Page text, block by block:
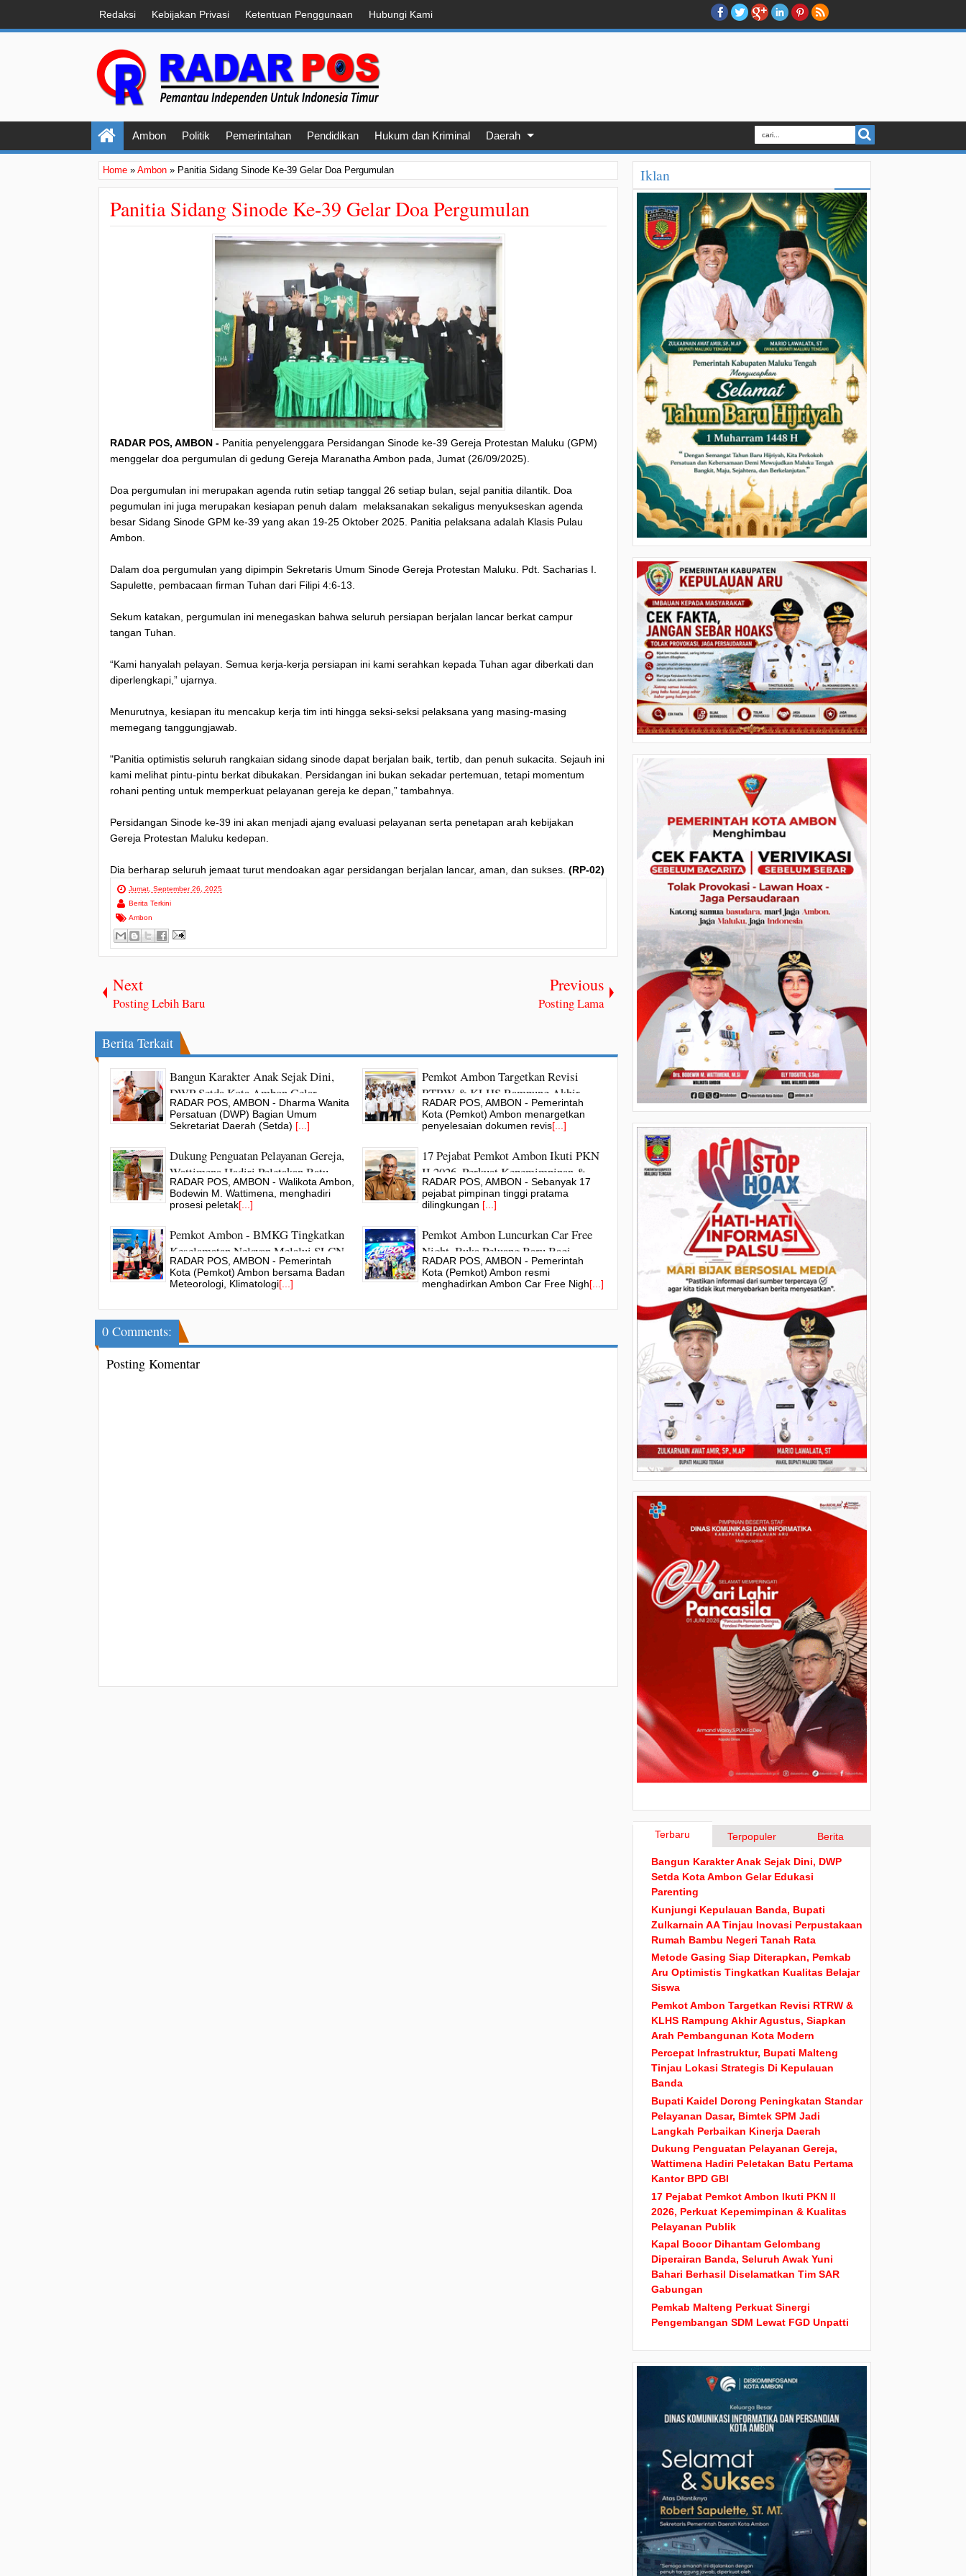
Redaksi Kebijakan Privasi Ketentuan Penggunaan Hubungi Kami
Ambon Politik Pemerintahan Pendidikan Hukum dan Kriminal Daerah
Home » Ambon » Panitia Sidang Sinode Ke-39 Gelar Doa Pergumulan
Panitia Sidang Sinode Ke-39 Gelar Doa Pergumulan
RADAR POS, AMBON - Panitia penyelenggara Persidangan Sinode ke-39 Gereja Protestan Maluku (GPM)
menggelar doa pergumulan di gedung Gereja Maranatha Ambon pada, Jumat (26/09/2025).
Doa pergumulan ini merupakan agenda rutin setiap tanggal 26 setiap bulan, sejal panitia dilantik. Doa
pegumulan ini juga merupakan kesiapan penuh dalam melaksanakan sekaligus menyukseskan agenda
besar Sidang Sinode GPM ke-39 yang akan 19-25 Oktober 2025. Panitia pelaksana adalah Klasis Pulau
Ambon.
Dalam doa pergumulan yang dipimpin Sekretaris Umum Sinode Gereja Protestan Maluku. Pdt. Sacharias I.
Sapulette, pembacaan firman Tuhan dari Filipi 4:6-13.
Sekum katakan, pergumulan ini menegaskan bahwa seluruh persiapan berjalan lancar berkat campur
tangan Tuhan.
“Kami hanyalah pelayan. Semua kerja-kerja persiapan ini kami serahkan kepada Tuhan agar diberkati dan
diperlengkapi,” ujarnya.
Menurutnya, kesiapan itu mencakup kerja tim inti hingga seksi-seksi pelaksana yang masing-masing
memegang tanggungjawab.
"Panitia optimistis seluruh rangkaian sidang sinode dapat berjalan baik, tertib, dan penuh sukacita. Sejauh ini
kami melihat pintu-pintu berkat dibukakan. Persidangan ini bukan sekadar pertemuan, tetapi momentum
rohani penting untuk memperkuat pelayanan gereja ke depan,” tambahnya.
Persidangan Sinode ke-39 ini akan menjadi ajang evaluasi pelayanan serta penetapan arah kebijakan
Gereja Protestan Maluku kedepan.
Dia berharap seluruh jemaat turut mendoakan agar persidangan berjalan lancar, aman, dan sukses. (RP-02)
Jumat, September 26, 2025
Berita Terkini
Ambon
Next
Posting Lebih Baru
Previous
Posting Lama
Berita Terkait
Bangun Karakter Anak Sejak Dini,
DWP Setda Kota Ambon Gelar
Edukasi Parenting
RADAR POS, AMBON - Dharma Wanita
Persatuan (DWP) Bagian Umum
Sekretariat Daerah (Setda) [...]
Pemkot Ambon Targetkan Revisi
RTRW & KLHS Rampung Akhir
Agustus, Siapkan Arah Pembangunan
Kota Modern
RADAR POS, AMBON - Pemerintah
Kota (Pemkot) Ambon menargetkan
penyelesaian dokumen revis[...]
Dukung Penguatan Pelayanan Gereja,
Wattimena Hadiri Peletakan Batu
Pertama Kantor BPD GBI
RADAR POS, AMBON - Walikota Ambon,
Bodewin M. Wattimena, menghadiri
prosesi peletak[...]
17 Pejabat Pemkot Ambon Ikuti PKN
II 2026, Perkuat Kepemimpinan &
Kualitas Pelayanan Publik
RADAR POS, AMBON - Sebanyak 17
pejabat pimpinan tinggi pratama
dilingkungan [...]
Pemkot Ambon - BMKG Tingkatkan
Keselamatan Nelayan Melalui SLCN
RADAR POS, AMBON - Pemerintah
Kota (Pemkot) Ambon bersama Badan
Meteorologi, Klimatologi[...]
Pemkot Ambon Luncurkan Car Free
Night, Buka Peluang Baru Bagi
UMKM
RADAR POS, AMBON - Pemerintah
Kota (Pemkot) Ambon resmi
menghadirkan Ambon Car Free Nigh[...]
0 Comments:
Posting Komentar
Iklan
Terbaru Terpopuler Berita
Bangun Karakter Anak Sejak Dini, DWP
Setda Kota Ambon Gelar Edukasi
Parenting
Kunjungi Kepulauan Banda, Bupati
Zulkarnain AA Tinjau Inovasi Perpustakaan
Rumah Bambu Negeri Tanah Rata
Metode Gasing Siap Diterapkan, Pemkab
Aru Optimistis Tingkatkan Kualitas Belajar
Siswa
Pemkot Ambon Targetkan Revisi RTRW &
KLHS Rampung Akhir Agustus, Siapkan
Arah Pembangunan Kota Modern
Percepat Infrastruktur, Bupati Malteng
Tinjau Lokasi Strategis Di Kepulauan
Banda
Bupati Kaidel Dorong Peningkatan Standar
Pelayanan Dasar, Bimtek SPM Jadi
Langkah Perbaikan Kinerja Daerah
Dukung Penguatan Pelayanan Gereja,
Wattimena Hadiri Peletakan Batu Pertama
Kantor BPD GBI
17 Pejabat Pemkot Ambon Ikuti PKN II
2026, Perkuat Kepemimpinan & Kualitas
Pelayanan Publik
Kapal Bocor Dihantam Gelombang
Diperairan Banda, Seluruh Awak Yuni
Bahari Berhasil Diselamatkan Tim SAR
Gabungan
Pemkab Malteng Perkuat Sinergi
Pengembangan SDM Lewat FGD Unpatti